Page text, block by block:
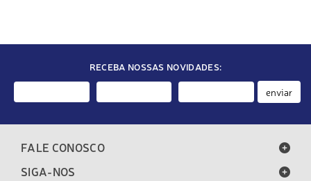
RECEBA NOSSAS NOVIDADES:
enviar
FALE CONOSCO
SIGA-NOS